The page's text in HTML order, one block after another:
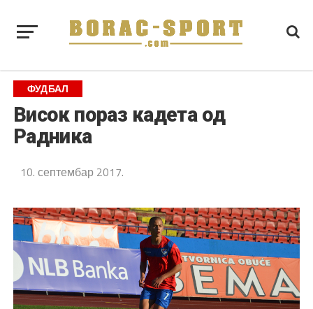
ФУДБАЛ
Висок пораз кадета од
Радника
10. септембар 2017.